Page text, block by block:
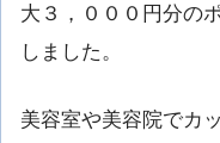
大３，０００円分の
しました。
美容室や美容院でカ